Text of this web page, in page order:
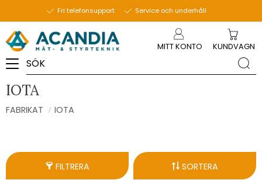
Fri telefonsupport Service och underhåll
MITT KONTO KUNDVAGN
IOTA
FABRIKAT IOTA
FILTRERA SORTERA